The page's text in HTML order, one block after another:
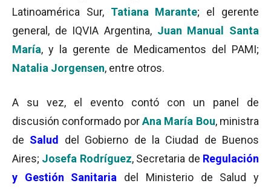
Latinoamérica Sur, Tatiana Marante; el gerente
general, de IQVIA Argentina, Juan Manual Santa
María, y la gerente de Medicamentos del PAMI;
Natalia Jorgensen, entre otros.
A su vez, el evento contó con un panel de
discusión conformado porAna María Bou, ministra
de Salud
del Gobierno de la Ciudad de Buenos
Aires; Josefa Rodríguez, Secretaria de Regulación
y Gestión Sanitaria del Ministerio de Salud y